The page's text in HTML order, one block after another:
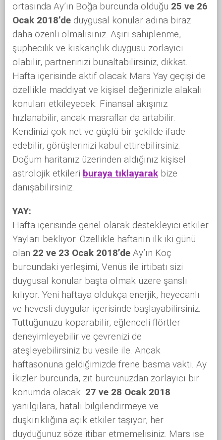
ortasında Ay’ın Boğa burcunda olduğu 25 ve 26
Ocak 2018’de duygusal konular adına biraz
daha özenli olmalısınız. Aşırı sahiplenme,
şüphecilik ve kıskançlık duygusu zorlayıcı
olabilir, partnerinizi bunaltabilirsiniz, dikkat.
Hafta içerisinde aktif olacak Mars Yay geçişi de
özellikle maddiyat ve kişisel değerinizle alakalı
konuları etkileyecek. Finansal akışınız
hızlanabilir, ancak masraflar da artabilir.
Kendinizi çok net ve güçlü bir şekilde ifade
edebilir, görüşlerinizi kabul ettirebilirsiniz.
Doğum haritanız üzerinden aldığınız kişisel
astrolojik etkileri buraya tıklayarak bize
danışabilirsiniz.
YAY:
Hafta içerisinde genel olarak destekleyici etkiler
Yayları bekliyor. Özellikle haftanın ilk iki günü
olan 22 ve 23 Ocak 2018’de Ay’ın Koç
burcundaki yerleşimi, Venüs ile irtibatı sizi
duygusal konular başta olmak üzere şanslı
kılıyor. Yeni haftaya oldukça enerjik, heyecanlı
ve hevesli duygular içerisinde başlayabilirsiniz.
Tuttuğunuzu koparabilir, eğlenceli flörtler
deneyimleyebilir ve çevrenizi de
ateşleyebilirsiniz bu vesile ile. Ancak
haftasonuna geldiğimizde frene basma vakti. Ay
İkizler burcunda, zıt burcunuzdan zorlayıcı bir
konumda olacak. 27 ve 28 Ocak 2018
yanılgılara, hatalı bilgilendirmeye ve
düşkırıklığına açık etkiler taşıyor, her
duyduğunuz söze itibar etmemelisiniz. Mars ise